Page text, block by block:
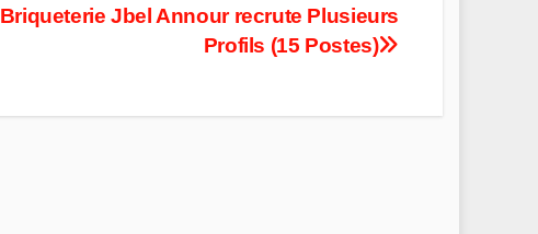
Briqueterie Jbel Annour recrute Plusieurs
Profils (15 Postes)